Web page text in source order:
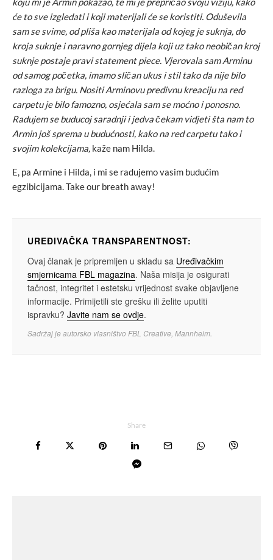
će to sve izgledati i koji materijali će se koristiti. Oduševila
sam se svime, od pliša kao materijala od kojeg je suknja, do
kroja suknje i naravno gornjeg dijela koji uz tako neobičan kroj
suknje postaje pravi statement piece. Vjerovala sam Arminu
od samog početka, imamo sličan ukus i stil tako da nije bilo
razloga za brigu. Nositi Arminovu predivnu kreaciju na red
carpetu je bilo famozno, osjećala sam se moćno i ponosno.
Radujem se buducoj saradnji i jedva čekam vidjeti šta nam to
Armin još sprema u budućnosti, kako na red carpetu tako i
svojim kolekcijama, kaže nam Hilda.
E, pa Armine i Hilda, i mi se radujemo vasim budućim
egzibicijama. Take our breath away!
UREĐIVAČKA TRANSPARENTNOST:
Ovaj članak je pripremljen u skladu sa Uređivačkim
smjernicama FBL magazina. Naša misija je osigurati
tačnost, integritet i estetsku vrijednost svake objavljene
informacije. Primijetili ste grešku ili želite uputiti
ispravku? Javite nam se ovdje.
Sadržaj je autorsko vlasništvo FBL Creative, Mannheim.
Share